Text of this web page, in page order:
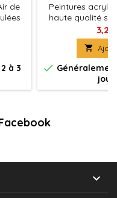
de
à 3
Peintures
haute qualité
pour aller 3,22


